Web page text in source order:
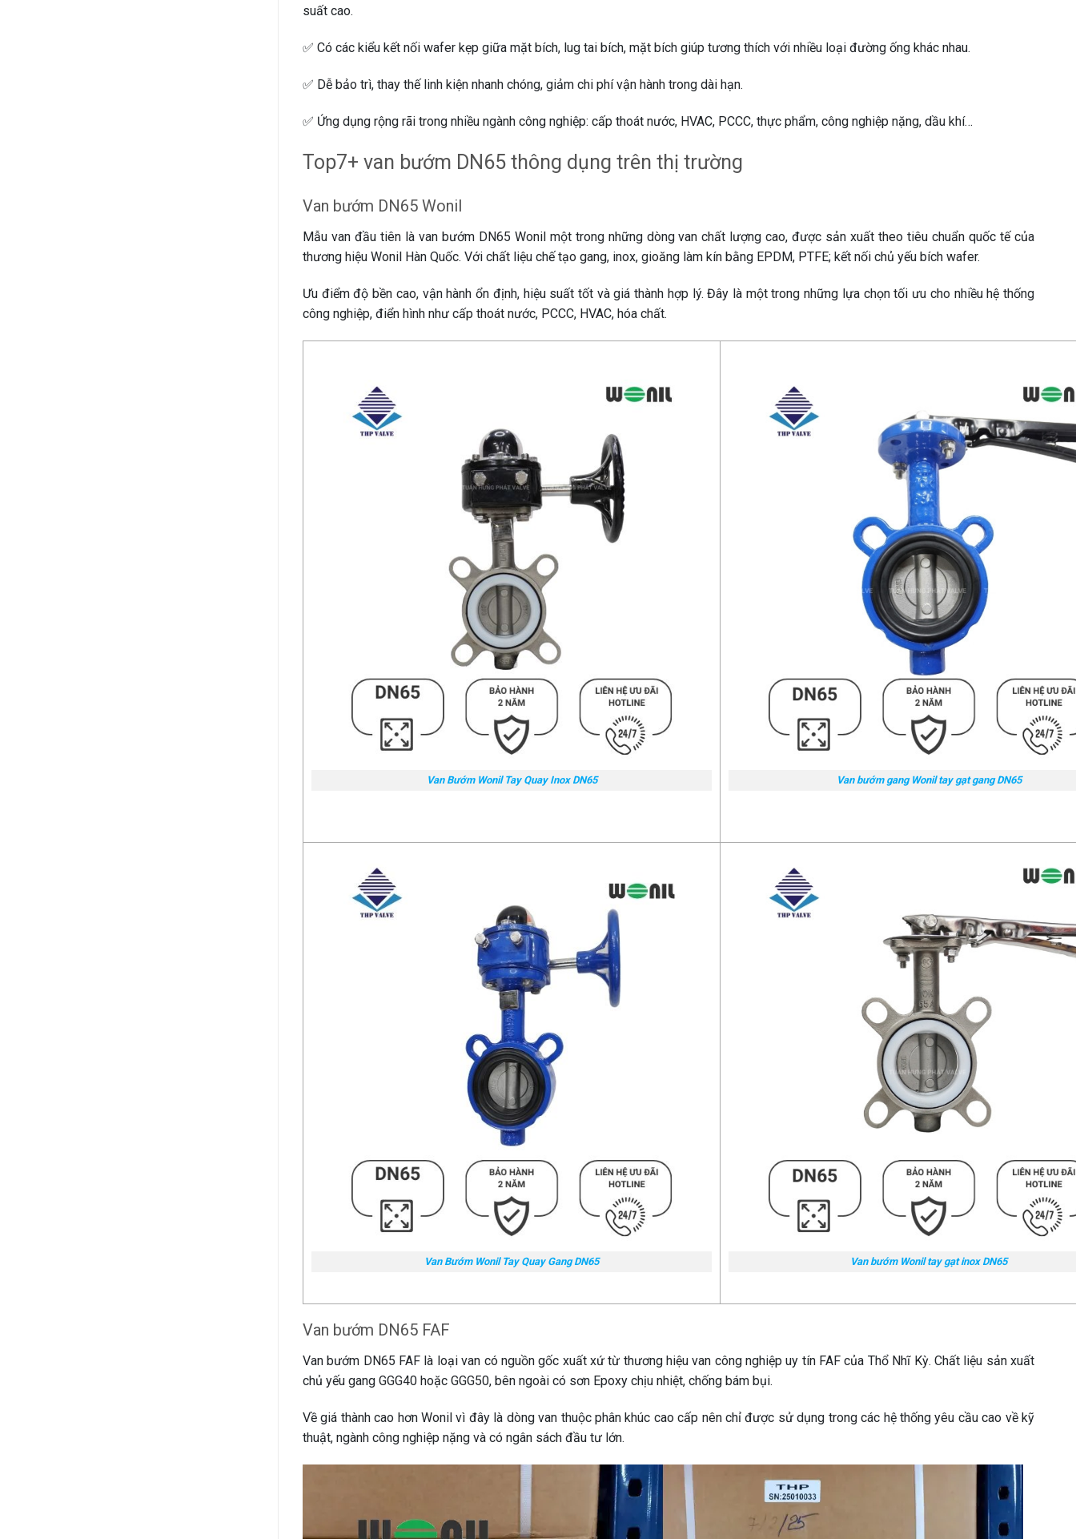
suất cao.
✅ Có các kiểu kết nối wafer kẹp giữa mặt bích, lug tai bích, mặt bích giúp tương thích với nhiều loại đường ống khác nhau.
✅ Dễ bảo trì, thay thế linh kiện nhanh chóng, giảm chi phí vận hành trong dài hạn.
✅ Ứng dụng rộng rãi trong nhiều ngành công nghiệp: cấp thoát nước, HVAC, PCCC, thực phẩm, công nghiệp nặng, dầu khí…
Top7+ van bướm DN65 thông dụng trên thị trường
Van bướm DN65 Wonil
Mẫu van đầu tiên là van bướm DN65 Wonil một trong những dòng van chất lượng cao, được sản xuất theo tiêu chuẩn quốc tế của
thương hiệu Wonil Hàn Quốc. Với chất liệu chế tạo gang, inox, gioăng làm kín bằng EPDM, PTFE; kết nối chủ yếu bích wafer.
Ưu điểm độ bền cao, vận hành ổn định, hiệu suất tốt và giá thành hợp lý. Đây là một trong những lựa chọn tối ưu cho nhiều hệ thống
công nghiệp, điển hình như cấp thoát nước, PCCC, HVAC, hóa chất.
Van Bướm Wonil Tay Quay Inox DN65 Van bướm gang Wonil tay gạt gang DN65
Van Bướm Wonil Tay Quay Gang DN65 Van bướm Wonil tay gạt inox DN65
Van bướm DN65 FAF
Van bướm DN65 FAF là loại van có nguồn gốc xuất xứ từ thương hiệu van công nghiệp uy tín FAF của Thổ Nhĩ Kỳ. Chất liệu sản xuất
chủ yếu gang GGG40 hoặc GGG50, bên ngoài có sơn Epoxy chịu nhiệt, chống bám bụi.
Về giá thành cao hơn Wonil vì đây là dòng van thuộc phân khúc cao cấp nên chỉ được sử dụng trong các hệ thống yêu cầu cao về kỹ
thuật, ngành công nghiệp nặng và có ngân sách đầu tư lớn.